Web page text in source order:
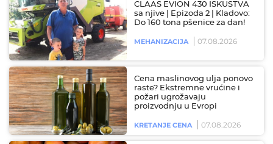
CLAAS EVION 430 ISKUSTVA
sa njive | Epizoda 2 | Kladovo:
Do 160 tona pšenice za dan!
MEHANIZACIJA 07.08.2026
Cena maslinovog ulja ponovo
raste? Ekstremne vrućine i
požari ugrožavaju
proizvodnju u Evropi
KRETANJE CENA 07.08.2026